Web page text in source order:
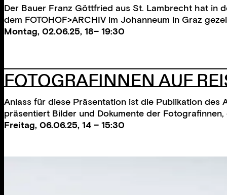
Der Bauer Franz Göttfried aus St. Lambrecht hat in
dem FOTOHOF>ARCHIV im Johanneum in Graz
Montag, 02.06.25, 18– 19:30
FOTOGRAFINNEN AUF
Anlass für diese Präsentation ist die Publikation des
präsentiert Bilder und Dokumente der
Freitag, 06.06.25, 14 – 15:30